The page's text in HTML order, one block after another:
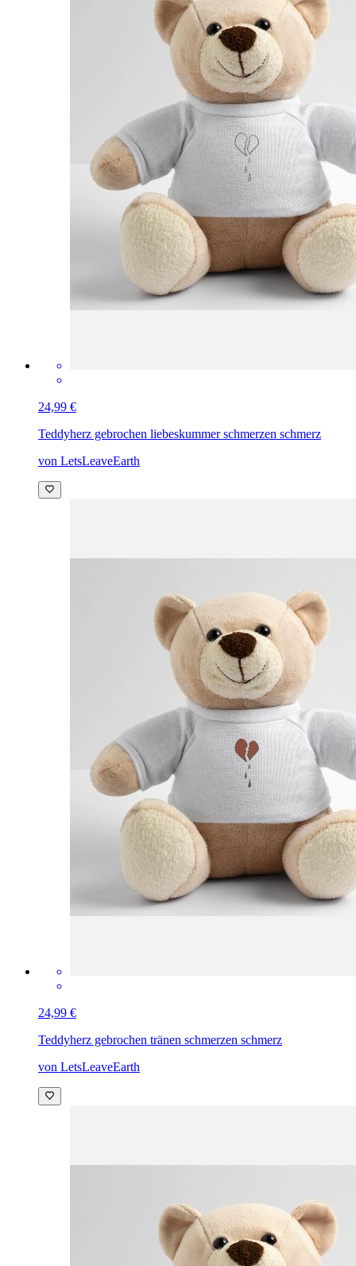
24,99 €
Teddyherz gebrochen liebeskummer schmerzen schmerz
von LetsLeaveEarth
24,99 €
Teddyherz gebrochen tränen schmerzen schmerz
von LetsLeaveEarth